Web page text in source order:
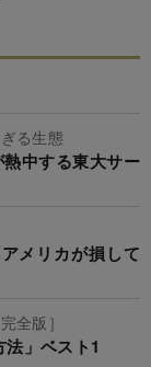
る生態
中する東大サー
メリカが損して
全版］
」ベスト1